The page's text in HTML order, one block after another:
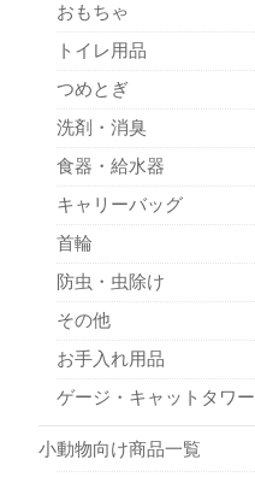
おもちゃ
トイレ用品
つめとぎ
洗剤・消臭
食器・給水器
キャリーバッグ
首輪
防虫・虫除け
その他
お手入れ用品
ゲージ・キャットタワー
小動物向け商品一覧